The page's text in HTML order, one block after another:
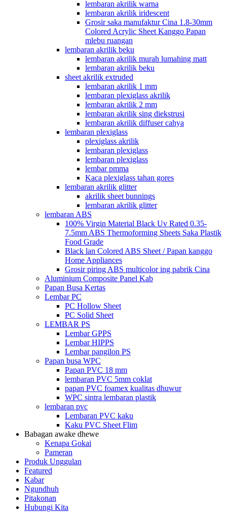
lembaran akrilik warna
lembaran akrilik iridescent
Grosir saka manufaktur Cina 1.8-30mm
Colored Acrylic Sheet Kanggo Papan
mlebu ruangan
lembaran akrilik beku
lembaran akrilik murah lumahing matt
lembaran akrilik beku
sheet akrilik extruded
lembaran akrilik 1 mm
lembaran plexiglass akrilik
lembaran akrilik 2 mm
lembaran akrilik sing diekstrusi
lembaran akrilik diffuser cahya
lembaran plexiglass
plexiglass akrilik
lembaran plexiglass
lembaran plexiglass
lembar pmma
Kaca plexiglass tahan gores
lembaran akrilik glitter
akrilik sheet bunnings
lembaran akrilik glitter
lembaran ABS
100% Virgin Material Black Uv Rated 0.35-
7.5mm ABS Thermoforming Sheets Saka Plastik
Food Grade
Black lan Colored ABS Sheet / Papan kanggo
Home Appliances
Grosir piring ABS multicolor ing pabrik Cina
Aluminium Composite Panel Kab
Papan Busa Kertas
Lembar PC
PC Hollow Sheet
PC Solid Sheet
LEMBAR PS
Lembar GPPS
Lembar HIPPS
Lembar pangilon PS
Papan busa WPC
Papan PVC 18 mm
lembaran PVC 5mm coklat
papan PVC foamex kualitas dhuwur
WPC sintra lembaran plastik
lembaran pvc
Lembaran PVC kaku
Kaku PVC Sheet Flim
Babagan awake dhewe
Kenapa Gokai
Pameran
Produk Unggulan
Featured
Kabar
Ngundhuh
Pitakonan
Hubungi Kita